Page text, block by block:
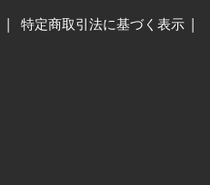
特定商取引法に基づく表示